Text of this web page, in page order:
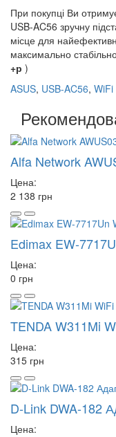
При покупці Ви
USB-AC56 зручну
місце для
максимально
+р )
ASUS, USB-AC56, WiFi
Alfa Network
Цена:
2 138 грн
Edimax EW-
Цена:
0 грн
TENDA W311Mi
Цена:
315 грн
D-Link DWA-182
Цена: